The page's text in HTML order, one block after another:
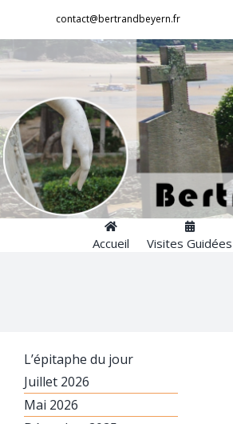
contenu
contact@bertrandbeyern.fr
Accueil Visites Guidées
L’épitaphe du jour
Juillet 2026
Mai 2026